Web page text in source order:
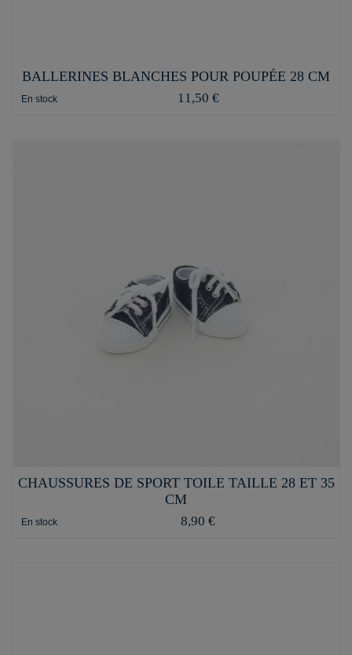
BALLERINES BLANCHES POUR POUPÉE 28 CM
En stock 11,50 €
CHAUSSURES DE SPORT TOILE TAILLE 28 ET 35
CM
En stock 8,90 €